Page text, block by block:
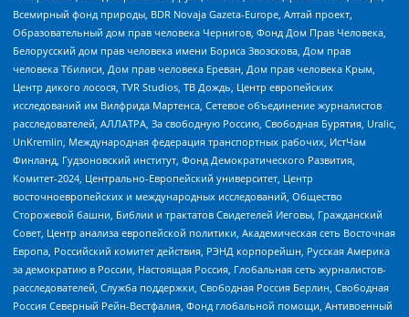
Всемирный фонд природы, BDR Novaja Gazeta-Europe, Алтай проект,
Образовательный дом прав человека Чернигов, Фонд Дом Прав Человека,
Белорусский дом прав человека имени Бориса Звозскова, Дом прав
человека Тбилиси, Дом прав человека Ереван, Дом прав человека Крым,
Центр дикого лосося, TVR Studios, ТВ Дождь, Центр европейских
исследований им Вилфрида Мартенса, Сетевое объединение журналистов
расследователей, АЛЛАТРА, За свободную Россию, Свободная Бурятия, Uralic,
UnKremlin, Международная федерация транспортных рабочих, ИстЧам
Финланд, Гудзоновский институт, Фонд Демократического Развития,
Комитет-2024, Центрально-Европейский университет, Центр
восточноевропейских и международных исследований, Общество
Сторожевой башни, Библии и трактатов Свидетелей Иеговы, Гражданский
Совет, Центр анализа европейской политики, Академическая сеть Восточная
Европа, Российский комитет действия, РЭНД корпорейшн, Русская Америка
за демократию в России, Настоящая Россия, Глобальная сеть журналистов-
расследователей, Служба поддержки, Свободная Россия Берлин, Свободная
Россия Северный Рейн-Вестфалия, Фонд глобальной помощи, Антивоенный